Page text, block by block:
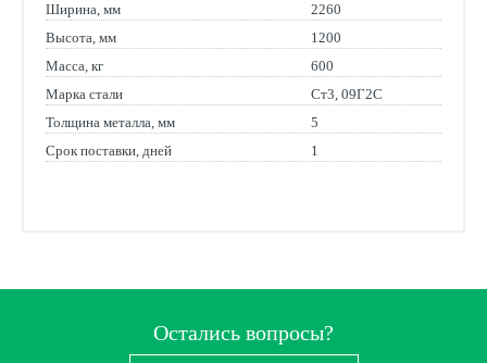
Ширина, мм
2260
Высота, мм
1200
Масса, кг
600
Марка стали
Ст3, 09Г2С
Толщина металла, мм
5
Срок поставки, дней
1
Остались вопросы?